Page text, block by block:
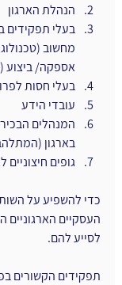
הנהלת הארגון
בעלי תפקידים
מחשוב
אספקה/ ביצוע
בעלי חסות
עובדי הידע
המנהלים
בארגון
גופים
כדי להשפיע על
העסקיים הארגוניים
לסייע להם.
תפקידים הקשורים